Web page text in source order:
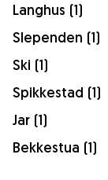
Langhus (1)
Slependen (1)
Ski (1)
Spikkestad (1)
Jar (1)
Bekkestua (1)